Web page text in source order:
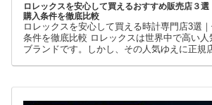
ロレックスを安心して買えるおすすめ販売店３選
購入条件を徹底比較
ロレックスを安心して買える時計専門店3選
条件を徹底比較 ロレックスは世界中で高い
ブランドです。しかし、その人気ゆえに正規